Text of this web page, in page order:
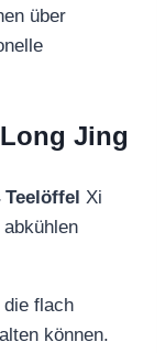
über
Jing
Teelöffel Xi
abkühlen
die flach
können.